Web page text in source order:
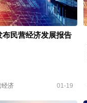
布民营经济发展报告
经济 01-19